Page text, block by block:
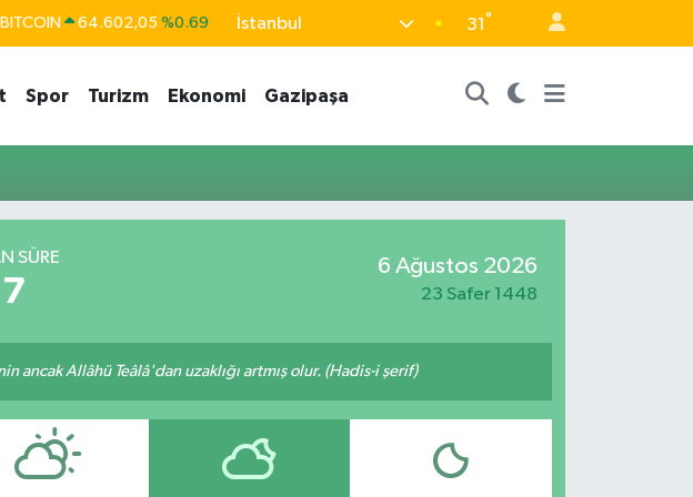
BITCOIN 64.602,05 %0.69
EURO 55,0250 %0.02
STERLİN 64,2398 %0.2
BİST100 13.768 %48
İstanbul 31 °
Spor Turizm Ekonomi Gazipaşa
SÜRE 6 Ağustos 2026
23 Safer 1448
ancak Allâhü Teâlâ'dan uzaklığı artmış olur. (Hadis-i şerif)